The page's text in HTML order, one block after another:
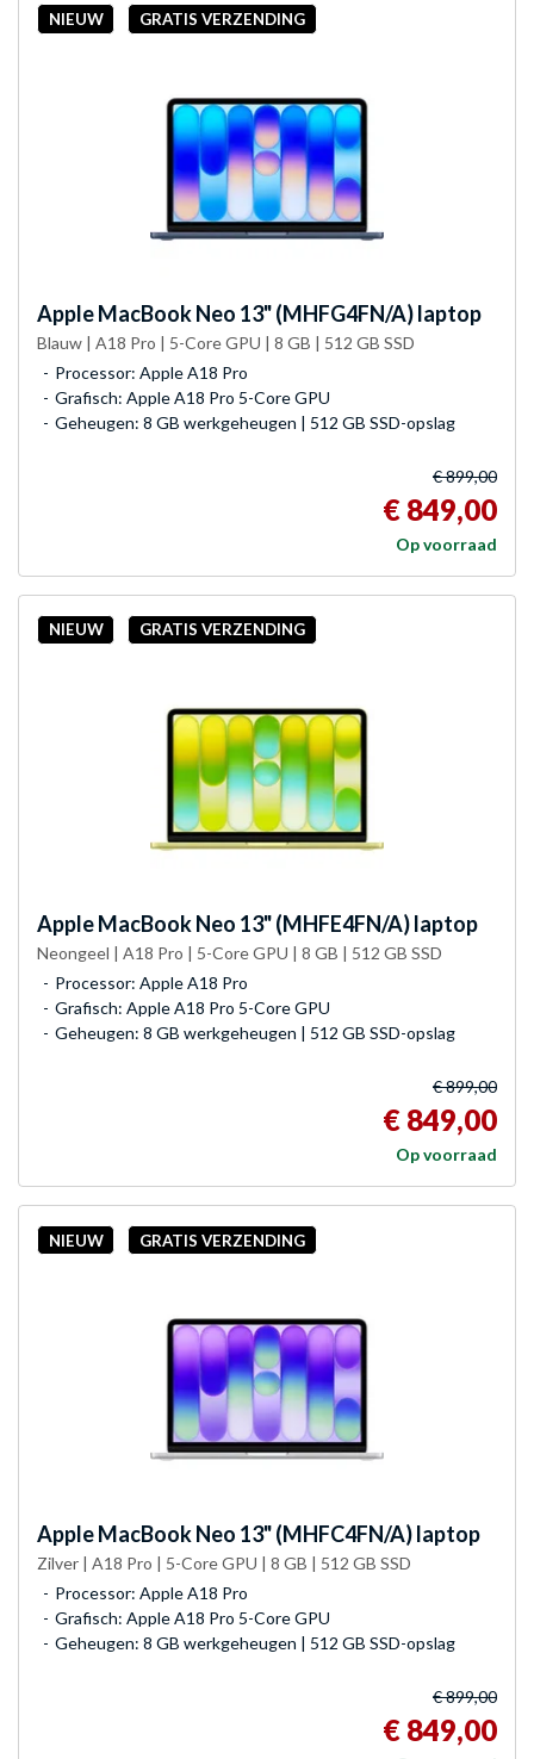
NIEUW GRATIS VERZENDING
AppleMacBook Neo 13" (MHFG4FN/A) laptop
Blauw | A18 Pro | 5-Core GPU | 8 GB | 512 GB SSD
Processor: Apple A18 Pro
Grafisch: Apple A18 Pro 5-Core GPU
Geheugen: 8 GB werkgeheugen | 512 GB SSD-opslag
€ 899,00
€ 849,00
Op voorraad
NIEUW GRATIS VERZENDING
AppleMacBook Neo 13" (MHFE4FN/A) laptop
Neongeel | A18 Pro | 5-Core GPU | 8 GB | 512 GB SSD
Processor: Apple A18 Pro
Grafisch: Apple A18 Pro 5-Core GPU
Geheugen: 8 GB werkgeheugen | 512 GB SSD-opslag
€ 899,00
€ 849,00
Op voorraad
NIEUW GRATIS VERZENDING
AppleMacBook Neo 13" (MHFC4FN/A) laptop
Zilver | A18 Pro | 5-Core GPU | 8 GB | 512 GB SSD
Processor: Apple A18 Pro
Grafisch: Apple A18 Pro 5-Core GPU
Geheugen: 8 GB werkgeheugen | 512 GB SSD-opslag
€ 899,00
€ 849,00